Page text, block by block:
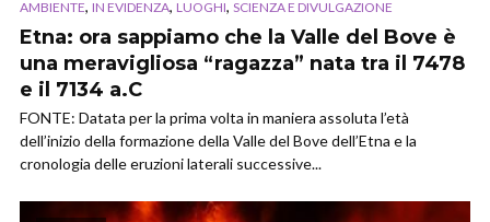
AMBIENTE, IN EVIDENZA, LUOGHI, SCIENZA E DIVULGAZIONE
Etna: ora sappiamo che la Valle del Bove è
una meravigliosa “ragazza” nata tra il 7478
e il 7134 a.C
FONTE: Datata per la prima volta in maniera assoluta l’età
dell’inizio della formazione della Valle del Bove dell’Etna e la
cronologia delle eruzioni laterali successive...